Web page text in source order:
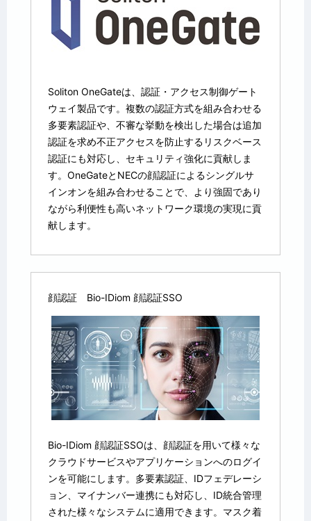
Soliton OneGateは、認証・アクセス制御ゲート
ウェイ製品です。複数の認証方式を組み合わせる
多要素認証や、不審な挙動を検出した場合は追加
認証を求め不正アクセスを防止するリスクベース
認証にも対応し、セキュリティ強化に貢献しま
す。OneGateとNECの顔認証によるシングルサ
インオンを組み合わせることで、より強固であり
ながら利便性も高いネットワーク環境の実現に貢
献します。
顔認証 Bio-IDiom 顔認証SSO
Bio-IDiom 顔認証SSOは、顔認証を用いて様々な
クラウドサービスやアプリケーションへのログイ
ンを可能にします。多要素認証、IDフェデレーシ
ョン、マイナンバー連携にも対応し、ID統合管理
された様々なシステムに適用できます。マスク着